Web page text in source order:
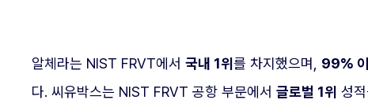
알체라는 NIST FRVT에서 국내 1위를 차지했으며, 99%
다. 씨유박스는 NIST FRVT 공항 부문에서 글로벌 1위 성